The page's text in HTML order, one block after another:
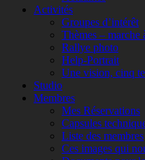
Activités
Groupes d’intérêt
Thèmes – marche
Rallye photo
Help-Portrait
Une vision, cinq
Studio
Membres
Mes Réservations
Capsules
Liste des membres
Ces images qui